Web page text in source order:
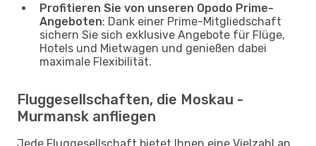
Profitieren Sie von unseren Opodo Prime-
Angeboten: Dank einer Prime-Mitgliedschaft
sichern Sie sich exklusive Angebote für Flüge,
Hotels und Mietwagen und genießen dabei
maximale Flexibilität.
Fluggesellschaften, die Moskau -
Murmansk anfliegen